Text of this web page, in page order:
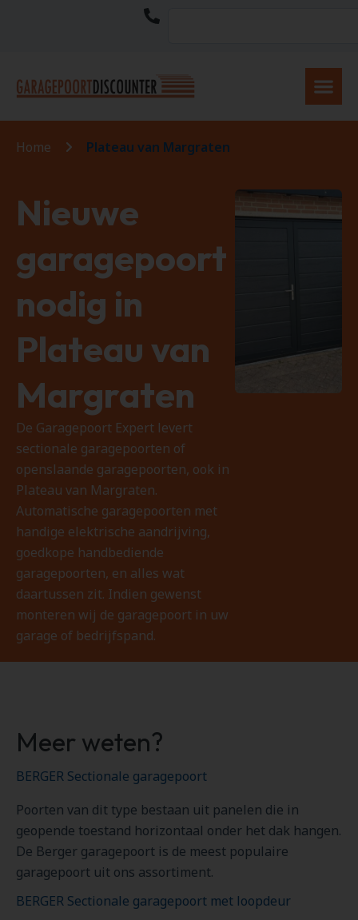
Home Plateau van Margraten
Nieuwe
garagepoort
nodig in
Plateau van
Margraten
De Garagepoort Expert levert
sectionale garagepoorten of
openslaande garagepoorten, ook in
Plateau van Margraten.
Automatische garagepoorten met
handige elektrische aandrijving,
goedkope handbediende
garagepoorten, en alles wat
daartussen zit. Indien gewenst
monteren wij de garagepoort in uw
garage of bedrijfspand.
Meer weten?
BERGER Sectionale garagepoort
Poorten van dit type bestaan uit panelen die in
geopende toestand horizontaal onder het dak hangen.
De Berger garagepoort is de meest populaire
garagepoort uit ons assortiment.
BERGER Sectionale garagepoort met loopdeur